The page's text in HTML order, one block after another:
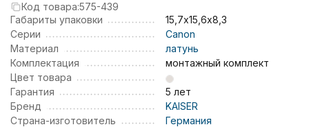
Код товара:575-439
Габариты упаковки
15,7х15,6х8,3
Серии
Canon
Материал
латунь
Комплектация
монтажный комплект
Цвет товара
Гарантия
5 лет
Бренд
KAISER
Страна-изготовитель
Германия